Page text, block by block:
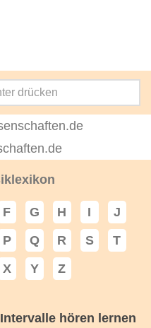
F G H I
J
P Q R S
T
X Y Z
hören lernen